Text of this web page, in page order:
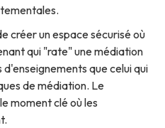
créer un espace sécurisé où
qui "rate" une médiation
d'enseignements que celui qui
de médiation. Le
moment clé où les